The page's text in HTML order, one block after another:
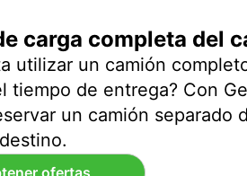
carga completa del
utilizar un camión
tiempo de entrega? Con
un camión separado